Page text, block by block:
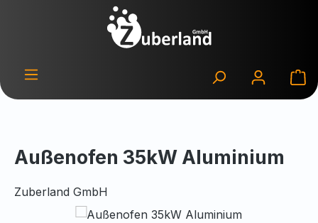
Zum Hauptinhalt springen
Außenofen 35kW Aluminium
Zuberland GmbH
Bildergalerie überspringen